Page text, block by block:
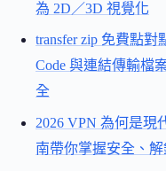
為 2D／3D 視覺化
transfer zip 免費點
Code 與連結傳輸檔
全
2026 VPN 為何是現
南帶你掌握安全、